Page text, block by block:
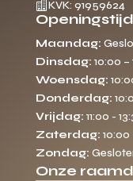
 KVK: 91959624
Maandag:
Dinsdag: 10:00 –
Woensdag:
Donderdag:
Vrijdag: 11:00 -
Zaterdag: 10:00
Zondag:
Onze